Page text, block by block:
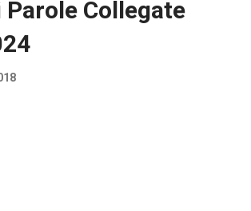
Collegate